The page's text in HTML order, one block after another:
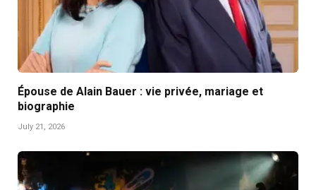
Épouse de Alain Bauer : vie privée, mariage et
biographie
July 21, 2026